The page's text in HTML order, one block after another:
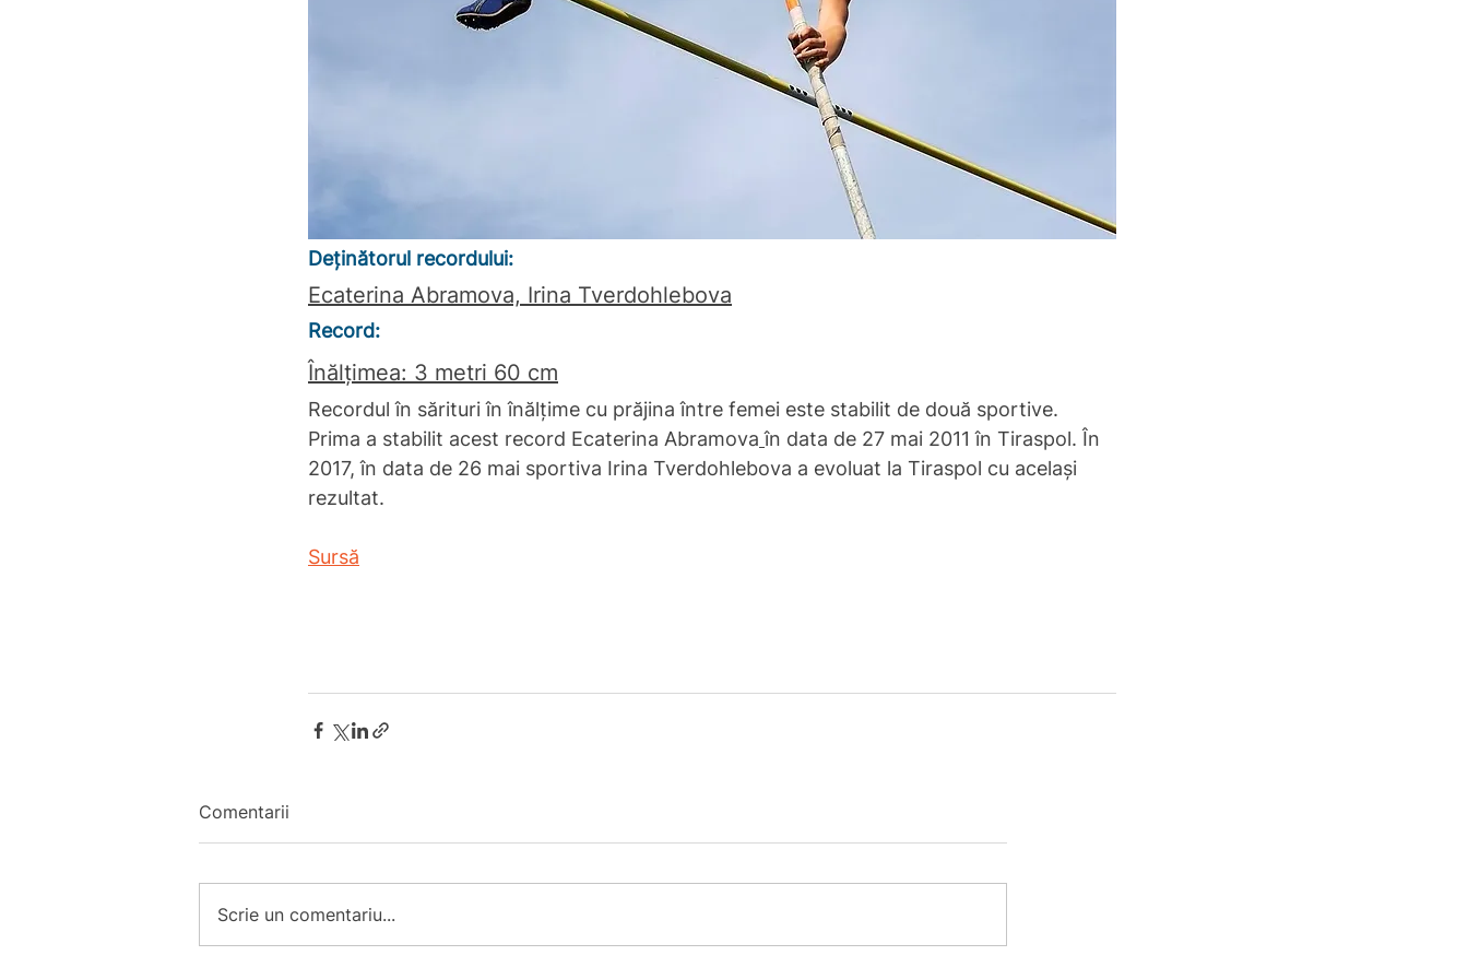
Deținătorul recordului:
Ecaterina Abramova, Irina Tverdohlebova
Record:
Înălțimea: 3 metri 60 cm
Recordul în sărituri în înălțime cu prăjina între femei este stabilit de două sportive.
Prima a stabilit acest record Ecaterina Abramova în data de 27 mai 2011 în Tiraspol. În
2017, în data de 26 mai sportiva Irina Tverdohlebova a evoluat la Tiraspol cu ​​același
rezultat.
Sursă
Comentarii
Scrie un comentariu...